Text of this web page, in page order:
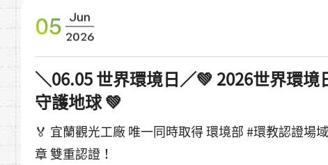
05 Jun
2026
＼06.05 世界環境日／💚 2026世界環
守護地球 💚
🏅 宜蘭觀光工廠 唯一同時取得 環境部 #環教認證場
章 雙重認證！